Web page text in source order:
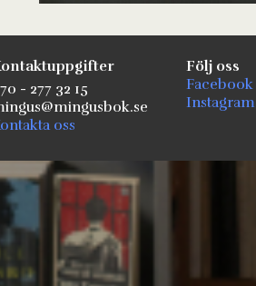
- 277 32 15
oss
Följ oss
Facebook
Instagram